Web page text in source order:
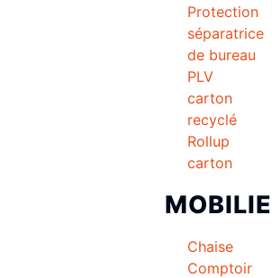
Protection
séparatrice
de bureau
PLV
carton
recyclé
Rollup
carton
Chaise
Comptoir